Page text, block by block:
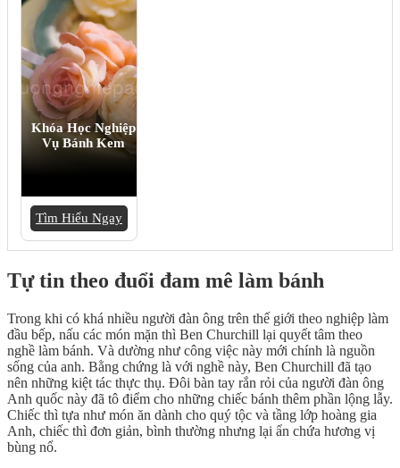
Khóa Học Nghiệp
Vụ Bánh Kem
Tìm Hiểu Ngay
Tự tin theo đuổi đam mê làm bánh
Trong khi có khá nhiều người đàn ông trên thế giới theo nghiệp làm
đầu bếp, nấu các món mặn thì Ben Churchill lại quyết tâm theo
nghề làm bánh. Và dường như công việc này mới chính là nguồn
sống của anh. Bằng chứng là với nghề này, Ben Churchill đã tạo
nên những kiệt tác thực thụ. Đôi bàn tay rắn rỏi của người đàn ông
Anh quốc này đã tô điểm cho những chiếc bánh thêm phần lộng lẫy.
Chiếc thì tựa như món ăn dành cho quý tộc và tầng lớp hoàng gia
Anh, chiếc thì đơn giản, bình thường nhưng lại ẩn chứa hương vị
bùng nổ.